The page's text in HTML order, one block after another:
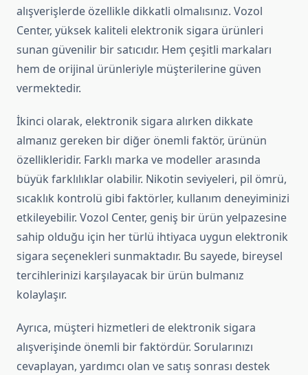
alışverişlerde özellikle dikkatli olmalısınız. Vozol
Center, yüksek kaliteli elektronik sigara ürünleri
sunan güvenilir bir satıcıdır. Hem çeşitli markaları
hem de orijinal ürünleriyle müşterilerine güven
vermektedir.
İkinci olarak, elektronik sigara alırken dikkate
almanız gereken bir diğer önemli faktör, ürünün
özellikleridir. Farklı marka ve modeller arasında
büyük farklılıklar olabilir. Nikotin seviyeleri, pil ömrü,
sıcaklık kontrolü gibi faktörler, kullanım deneyiminizi
etkileyebilir. Vozol Center, geniş bir ürün yelpazesine
sahip olduğu için her türlü ihtiyaca uygun elektronik
sigara seçenekleri sunmaktadır. Bu sayede, bireysel
tercihlerinizi karşılayacak bir ürün bulmanız
kolaylaşır.
Ayrıca, müşteri hizmetleri de elektronik sigara
alışverişinde önemli bir faktördür. Sorularınızı
cevaplayan, yardımcı olan ve satış sonrası destek